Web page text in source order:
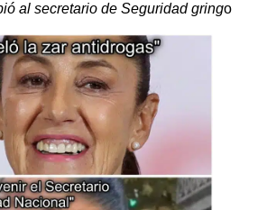
al secretario de Seguridad gringo